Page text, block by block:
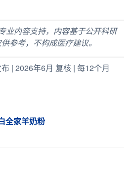
业内容支持，内容基于公开科研
参考，不构成医疗建议。
| 2026年6月 复核 | 每12个月
全家羊奶粉